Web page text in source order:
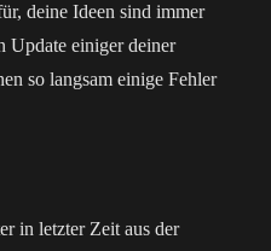
deine Ideen sind immer
Update einiger deiner
so langsam einige Fehler
in letzter Zeit aus der